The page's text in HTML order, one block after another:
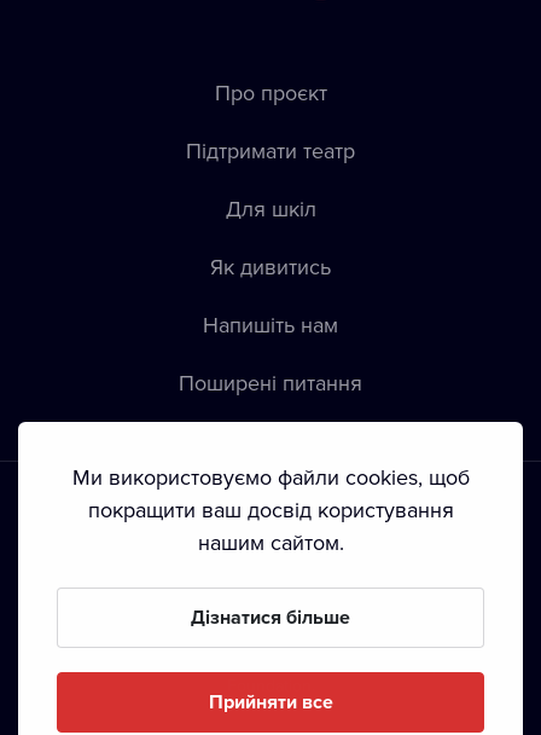
Про проєкт
Підтримати театр
Для шкіл
Як дивитись
Напишіть нам
Пoширені питання
Положення й умови • Конфіденційність • Автoрські права
Ми використовуємо файли cookies, щоб
покращити ваш досвід користування
нашим сайтом.
Дізнатися більше
Прийняти все